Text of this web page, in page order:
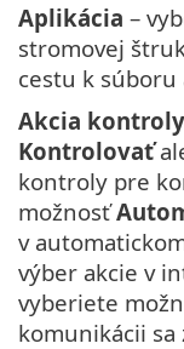
Aplikácia –
stromovej
cestu k súboru
Akcia kontroly
Kontrolovať
kontroly pre
možnosť
v
výber akcie v
vyberiete
komunikácii sa